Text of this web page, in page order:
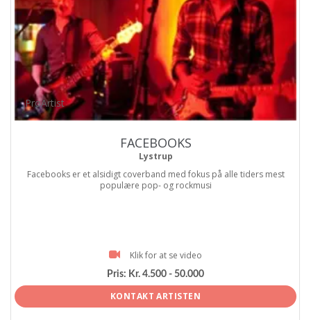
ProArtist
FACEBOOKS
Lystrup
Facebooks er et alsidigt coverband med fokus på alle tiders mest
populære pop- og rockmusi
Klik for at se video
Pris: Kr. 4.500 - 50.000
KONTAKT ARTISTEN